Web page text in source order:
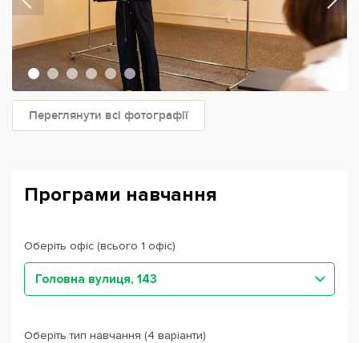
Переглянути всі фотографії
Програми навчання
Оберіть офіс (всього 1 офіс)
Головна вулиця, 143
Оберіть тип навчання (4 варіанти)